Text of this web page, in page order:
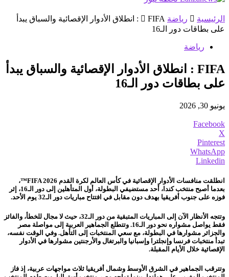
الرئيسية رياضة
FIFA : انطلاق الأدوار الإقصائية والسباق يبدأ
على بطاقات دور الـ16
رياضة
FIFA : انطلاق الأدوار الإقصائية والسباق يبدأ
على بطاقات دور الـ16
يونيو 30, 2026
Facebook
X
Pinterest
WhatsApp
Linkedin
انطلقت منافسات الأدوار الإقصائية في كأس العالم لكرة القدم FIFA 2026™،
بعدما أصبح منتخب كندا، أحد مستضيفي البطولة، أول المتأهلين إلى دور الـ16، إثر
فوزه على جنوب أفريقيا بهدف دون مقابل في افتتاح مباريات دور الـ32 يوم الأحد.
وتتجه الأنظار الآن إلى المباريات المتبقية من دور الـ32، حيث لا مجال للخطأ، والفائز
فقط يواصل مشواره نحو دور الـ16. وتتطلع الجماهير العربية إلى مواصلة مصر
والجزائر مشوارها في البطولة، مع سعي المنتخبات إلى التأهل. وفي الوقت نفسه،
تبدأ منتخبات فرنسا وإنجلترا وإسبانيا والبرتغال والأرجنتين مشوارها في الأدوار
الإقصائية خلال الأيام المقبلة.
وتترقب الجماهير في الشرق الأوسط وشمال أفريقيا ثلاث مواجهات عربية، إذ فاز